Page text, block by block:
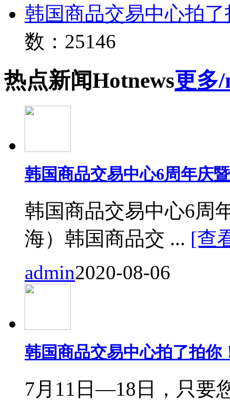
韩国商品交易中心拍
数：25146
热点新闻Hotnews更多
韩国商品交易中心6周年庆
韩国商品交易中心6周
海）韩国商品交 ... [查
admin2020-08-06
韩国商品交易中心拍了拍你
7月11日—18日，只要